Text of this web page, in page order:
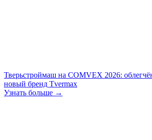
Тверьстроймаш на COMVEX 2026:
новый бренд Tvermax
Узнать больше →